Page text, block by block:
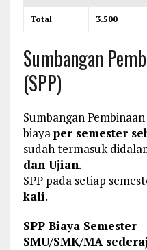
Total 3.500
Sumbangan
(SPP)
Sumbangan
biayaper semester
sudah termasuk
dan Ujian.
SPP pada setiap
kali.
SPP Biaya Semester
SMU/SMK/MA